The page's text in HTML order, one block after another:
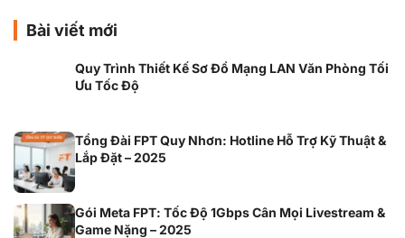
Bài viết mới
Quy Trình Thiết Kế Sơ Đồ Mạng LAN Văn Phòng Tối
Ưu Tốc Độ
Tổng Đài FPT Quy Nhơn: Hotline Hỗ Trợ Kỹ Thuật &
Lắp Đặt – 2025
Gói Meta FPT: Tốc Độ 1Gbps Cân Mọi Livestream &
Game Nặng – 2025